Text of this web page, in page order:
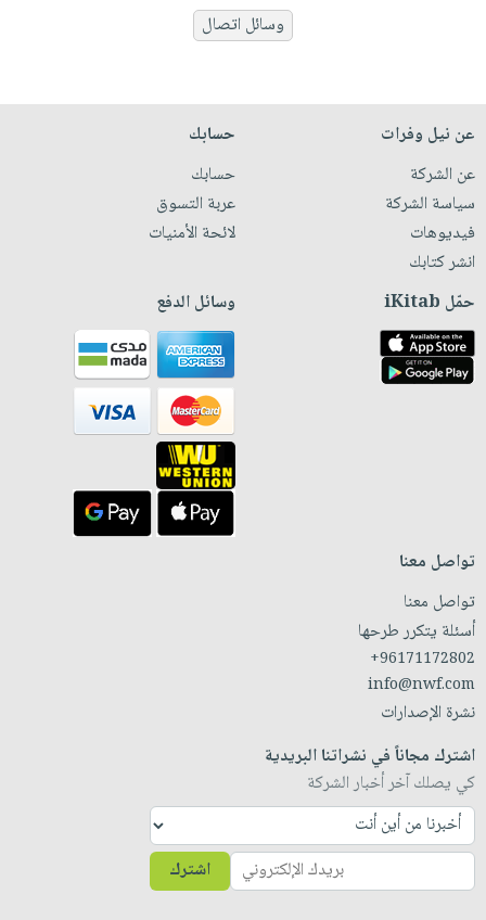
وسائل اتصال
عن نيل وفرات
عن الشركة
سياسة الشركة
فيديوهات
انشر كتابك
حسابك
حسابك
عربة التسوق
لائحة الأمنيات
حمّل iKitab وسائل الدفع
تواصل معنا
تواصل معنا
أسئلة يتكرر طرحها
+96171172802
info@nwf.com
نشرة الإصدارات
اشترك مجاناً في نشراتنا البريدية
كي يصلك آخر أخبار الشركة
اشترك